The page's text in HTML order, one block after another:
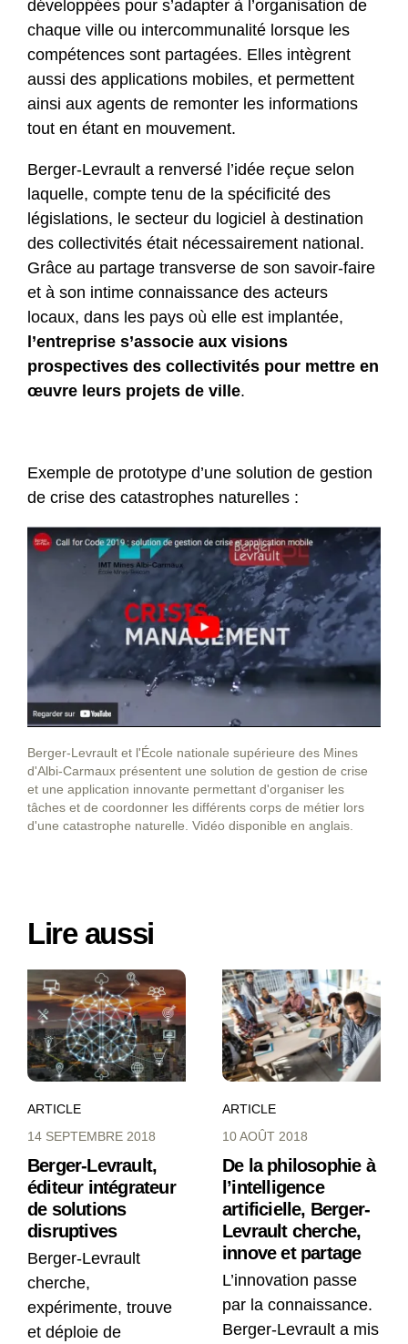
développées pour s’adapter à l’organisation de
chaque ville ou intercommunalité lorsque les
compétences sont partagées. Elles intègrent
aussi des applications mobiles, et permettent
ainsi aux agents de remonter les informations
tout en étant en mouvement.
Berger-Levrault a renversé l’idée reçue selon
laquelle, compte tenu de la spécificité des
législations, le secteur du logiciel à destination
des collectivités était nécessairement national.
Grâce au partage transverse de son savoir-faire
et à son intime connaissance des acteurs
locaux, dans les pays où elle est implantée,
l’entreprise s’associe aux visions
prospectives des collectivités pour mettre en
œuvre leurs projets de ville.
Exemple de prototype d’une solution de gestion
de crise des catastrophes naturelles :
Berger-Levrault et l'École nationale supérieure des Mines
d'Albi-Carmaux présentent une solution de gestion de crise
et une application innovante permettant d'organiser les
tâches et de coordonner les différents corps de métier lors
d'une catastrophe naturelle. Vidéo disponible en anglais.
Lire aussi
ARTICLE
14 SEPTEMBRE 2018
Berger-Levrault,
éditeur intégrateur
de solutions
disruptives
Berger-Levrault
cherche,
expérimente, trouve
et déploie de
ARTICLE
10 AOÛT 2018
De la philosophie à
l’intelligence
artificielle, Berger-
Levrault cherche,
innove et partage
L’innovation passe
par la connaissance.
Berger-Levrault a mis